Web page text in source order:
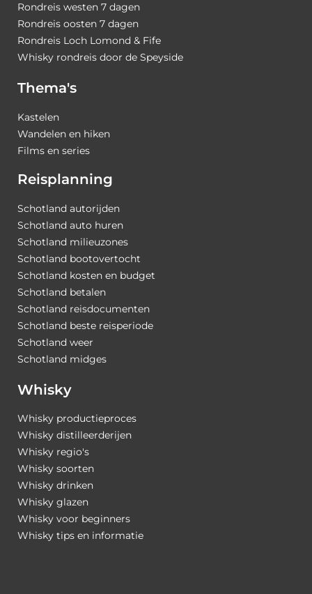
Rondreis westen 7 dagen
Rondreis oosten 7 dagen
Rondreis Loch Lomond & Fife
Whisky rondreis door de Speyside
Thema's
Kastelen
Wandelen en hiken
Films en series
Reisplanning
Schotland autorijden
Schotland auto huren
Schotland milieuzones
Schotland bootovertocht
Schotland kosten en budget
Schotland betalen
Schotland reisdocumenten
Schotland beste reisperiode
Schotland weer
Schotland midges
Whisky
Whisky productieproces
Whisky distilleerderijen
Whisky regio's
Whisky soorten
Whisky drinken
Whisky glazen
Whisky voor beginners
Whisky tips en informatie